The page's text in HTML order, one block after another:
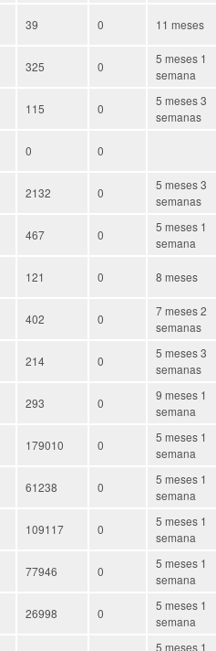
39 0 11 meses
325 0
5 meses 1
semana
115 0
5 meses 3
semanas
0 0
2132 0
5 meses 3
semanas
467 0
5 meses 1
semana
121 0 8 meses
402 0
7 meses 2
semanas
214 0
5 meses 3
semanas
293 0
9 meses 1
semana
179010 0
5 meses 1
semana
61238 0
5 meses 1
semana
109117 0
5 meses 1
semana
77946 0
5 meses 1
semana
26998 0
5 meses 1
semana
5 meses 1